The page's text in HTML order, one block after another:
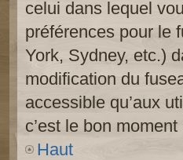
celui dans lequel
préférences pour le
York, Sydney, etc.)
modification du
accessible qu’aux
c’est le bon
Haut